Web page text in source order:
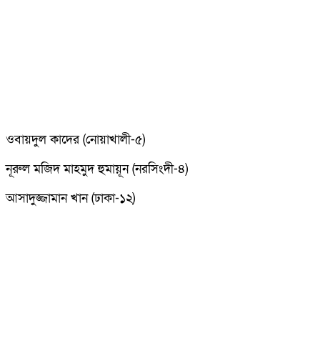
ওবায়দুল কাদের (নোয়াখালী-৫)
নূরুল মজিদ মাহমুদ হুমায়ূন (নরসিংদী-৪)
আসাদুজ্জামান খান (ঢাকা-১২)